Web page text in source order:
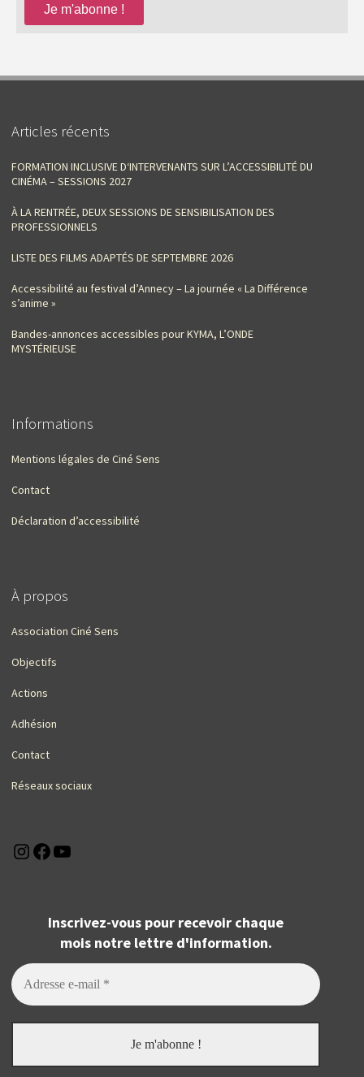
Articles récents
FORMATION INCLUSIVE D‘INTERVENANTS SUR L’ACCESSIBILITÉ DU
CINÉMA – SESSIONS 2027
À LA RENTRÉE, DEUX SESSIONS DE SENSIBILISATION DES
PROFESSIONNELS
LISTE DES FILMS ADAPTÉS DE SEPTEMBRE 2026
Accessibilité au festival d’Annecy – La journée « La Différence
s’anime »
Bandes-annonces accessibles pour KYMA, L’ONDE
MYSTÉRIEUSE
Informations
Mentions légales de Ciné Sens
Contact
Déclaration d’accessibilité
À propos
Association Ciné Sens
Objectifs
Actions
Adhésion
Contact
Réseaux sociaux
Instagram
Facebook
Inscrivez-vous pour recevoir chaque
mois notre lettre d'information.